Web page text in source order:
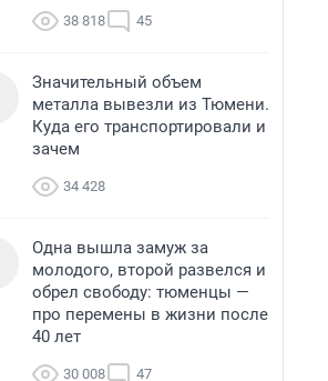
38 818 45
Значительный объем
металла вывезли из Тюмени.
Куда его транспортировали и
зачем
34 428
Одна вышла замуж за
молодого, второй развелся и
обрел свободу: тюменцы —
про перемены в жизни после
40 лет
30 008 47